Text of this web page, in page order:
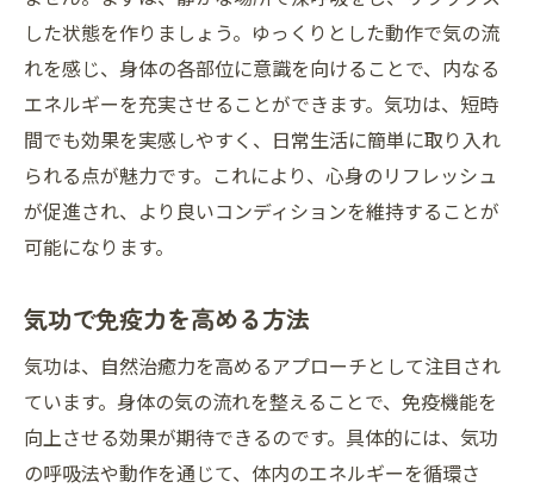
した状態を作りましょう。ゆっくりとした動作で気の流
れを感じ、身体の各部位に意識を向けることで、内なる
エネルギーを充実させることができます。気功は、短時
間でも効果を実感しやすく、日常生活に簡単に取り入れ
られる点が魅力です。これにより、心身のリフレッシュ
が促進され、より良いコンディションを維持することが
可能になります。
気功で免疫力を高める方法
気功は、自然治癒力を高めるアプローチとして注目され
ています。身体の気の流れを整えることで、免疫機能を
向上させる効果が期待できるのです。具体的には、気功
の呼吸法や動作を通じて、体内のエネルギーを循環さ